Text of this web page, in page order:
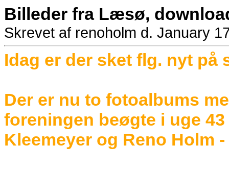
Billeder fra Læsø,
Skrevet af renoholm d. January
Idag er der sket flg. nyt på
Der er nu to fotoalbums
foreningen beøgte i uge
Kleemeyer og Reno Holm